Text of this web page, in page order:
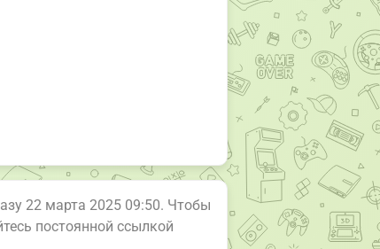
22 марта 2025 09:50. Чтобы
постоянной ссылкой